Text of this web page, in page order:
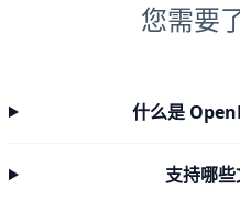
您需要
什么是
支持哪些